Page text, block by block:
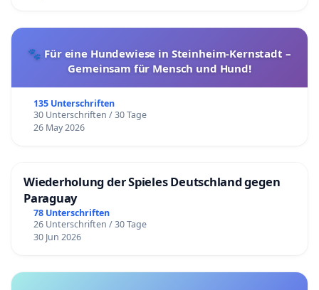
🐾 Für eine Hundewiese in Steinheim-Kernstadt –
Gemeinsam für Mensch und Hund!
135 Unterschriften
30 Unterschriften / 30 Tage
26 May 2026
Wiederholung der Spieles Deutschland gegen
Paraguay
78 Unterschriften
26 Unterschriften / 30 Tage
30 Jun 2026